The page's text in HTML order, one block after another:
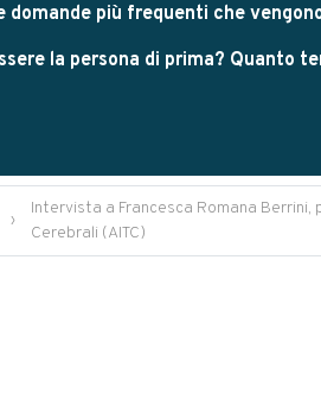
domande più frequenti che
la persona di prima? Quanto
›
Intervista a Francesca Romana Berrini,
Cerebrali (AITC)